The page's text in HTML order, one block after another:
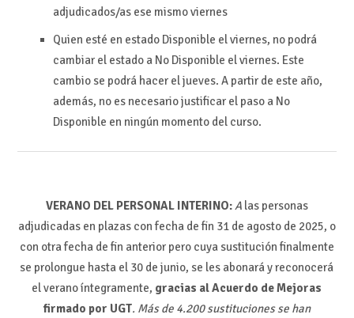
adjudicados/as ese mismo viernes
Quien esté en estado Disponible el viernes, no podrá
cambiar el estado a No Disponible el viernes. Este
cambio se podrá hacer el jueves. A partir de este año,
además, no es necesario justificar el paso a No
Disponible en ningún momento del curso.
VERANO DEL PERSONAL INTERINO:Alas personas
adjudicadas en plazas con fecha de fin 31 de agosto de 2025, o
con otra fecha de fin anterior pero cuya sustitución finalmente
se prolongue hasta el 30 de junio, se les abonará y reconocerá
el verano íntegramente, gracias al Acuerdo de Mejoras
firmado por UGT. Más de 4.200 sustituciones se han